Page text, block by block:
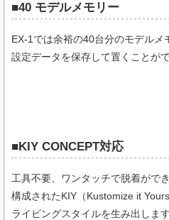
■40 モデルメモリー
EX-1では余裕の40台分のモデル
設定データを保存して置くことがで
■KIY CONCEPT対応
工具不要、ワンタッチで脱着がで
構成されたKIY（Kustomize it
ライビングスタイルを生み出しま